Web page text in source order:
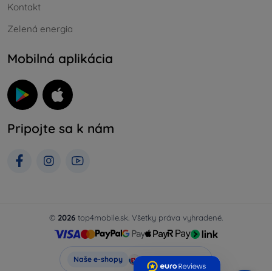
Kontakt
Zelená energia
Mobilná aplikácia
Pripojte sa k nám
© 2026 top4mobile.sk. Všetky práva vyhradené.
Naše e-shopy Top4Mobile.sk